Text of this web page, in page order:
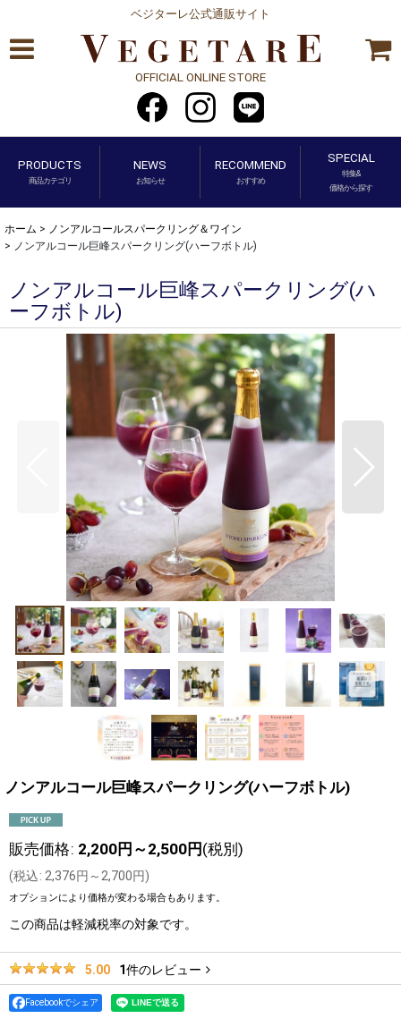
ベジターレ公式通販サイト
OFFICIAL ONLINE STORE
PRODUCTS
商品カテゴリ
NEWS
お知らせ
RECOMMEND
おすすめ
SPECIAL
特集&
価格から探す
ホーム > ノンアルコールスパークリング＆ワイン
> ノンアルコール巨峰スパークリング(ハーフボトル)
ノンアルコール巨峰スパークリング(ハ
ーフボトル)
ノンアルコール巨峰スパークリング(ハーフボトル)
販売価格: 2,200円 ～2,500円 (税別)
(税込: 2,376円 ～2,700円)
オプションにより価格が変わる場合もあります。
この商品は軽減税率の対象です。
5.00 1件のレビュー
Facebookでシェア